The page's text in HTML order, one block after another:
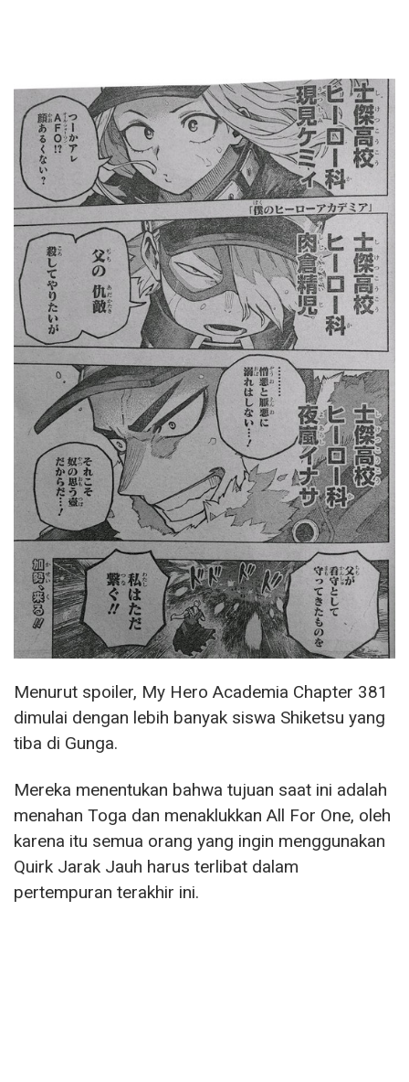
Menurut spoiler, My Hero Academia Chapter 381
dimulai dengan lebih banyak siswa Shiketsu yang
tiba di Gunga.
Mereka menentukan bahwa tujuan saat ini adalah
menahan Toga dan menaklukkan All For One, oleh
karena itu semua orang yang ingin menggunakan
Quirk Jarak Jauh harus terlibat dalam
pertempuran terakhir ini.